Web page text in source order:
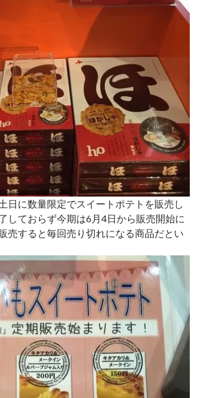
日に数量限定でスイートポテトを販売し
しておらず今期は6月4日から販売開始に
売すると毎回売り切れになる商品だとい